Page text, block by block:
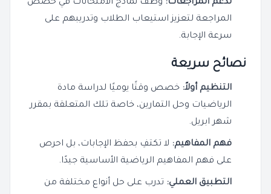
لدعم المراجعات: وظف نماذج الامتحانات في حصص
المراجعة لتعزيز استيعاب الطلاب وتدريبهم على
سرعة الإجابة.
نصائح سريعة
التنظيم أولاً: خصص وقتًا يوميًا لدراسة مادة
الرياضيات وحل التمارين، خاصة تلك المتعلقة بمقرر
شهر ابريل.
فهم المفاهيم: لا تكتفِ بحفظ الإجابات، بل احرص
على فهم المفاهيم الرياضية الأساسية جيدًا.
التطبيق العملي: تدرب على حل أنواع مختلفة من